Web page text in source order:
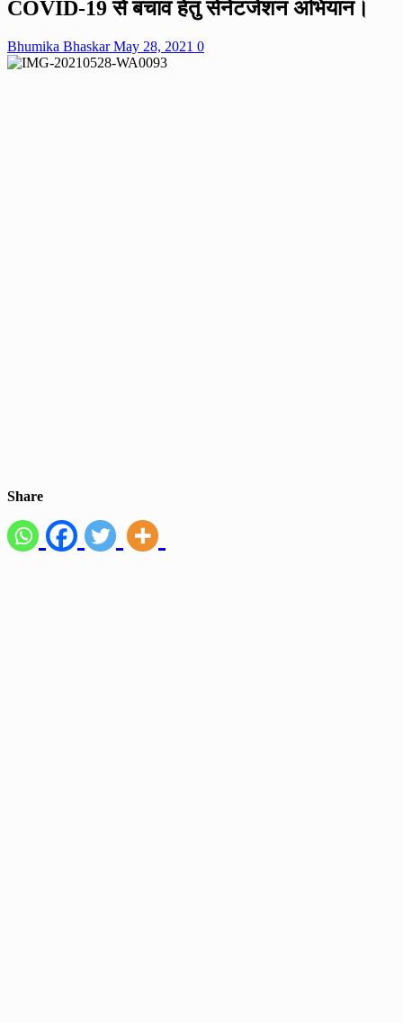
COVID-19 से बचाव हेतु सेनेटजेशन अभियान।
Bhumika BhaskarMay 28, 2021 0
Share